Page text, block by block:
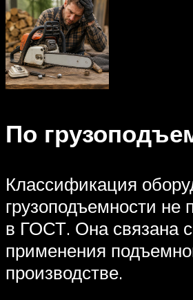
По
Классификация
грузоподъемности не
в ГОСТ. Она связана
применения
производстве.